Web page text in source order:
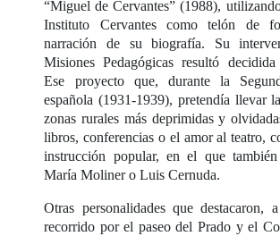
“Miguel de Cervantes” (1988),
Instituto Cervantes como telón de
narración de su biografía. Su
Misiones Pedagógicas resultó
Ese proyecto que, durante la
española (1931-1939), pretendía llevar
zonas rurales más deprimidas y
libros, conferencias o el amor al teatro,
instrucción popular, en el que
María Moliner o Luis Cernuda.
Otras personalidades que destacaron,
recorrido por el paseo del Prado y el